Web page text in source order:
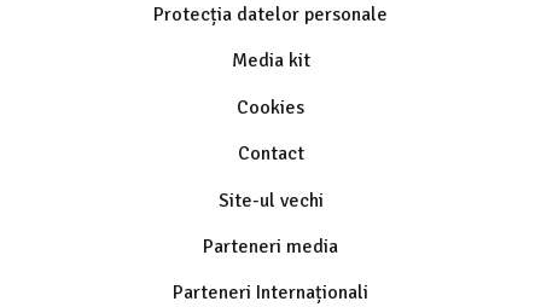
Protecția datelor personale
Media kit
Cookies
Contact
Site-ul vechi
Parteneri media
Parteneri Internaționali